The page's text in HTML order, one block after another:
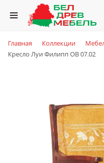
Главная Коллекции
Кресло Луи Филипп ОВ 07.02